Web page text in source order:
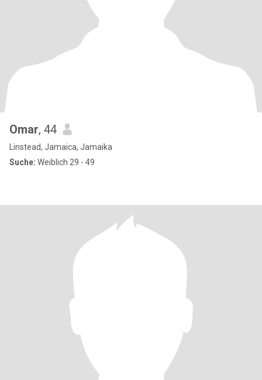
Omar, 44
Linstead, Jamaica, Jamaika
Suche: Weiblich 29 - 49